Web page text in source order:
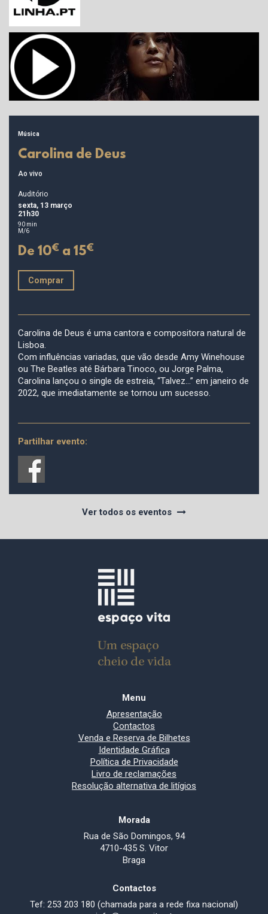
Música
Carolina de Deus
Ao vivo
Auditório
sexta, 13 março
21h30
90 min
M/6
De 10€ a 15€
Comprar
Carolina de Deus é uma cantora e compositora natural de
Lisboa.
Com influências variadas, que vão desde Amy Winehouse
ou The Beatles até Bárbara Tinoco, ou Jorge Palma,
Carolina lançou o single de estreia, “Talvez…” em janeiro de
2022, que imediatamente se tornou um sucesso.
Partilhar evento:
Ver todos os eventos
Menu
Apresentação
Contactos
Venda e Reserva de Bilhetes
Identidade Gráfica
Política de Privacidade
Livro de reclamações
Resolução alternativa de litígios
Morada
Rua de São Domingos, 94
4710-435 S. Vitor
Braga
Contactos
Tef: 253 203 180 (chamada para a rede fixa nacional)